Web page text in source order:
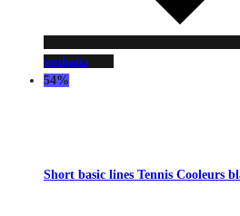
souhaits
54%
Short basic lines Tennis Cooleurs